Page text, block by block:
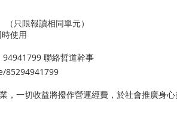
只限報讀相同單元）
使用
聯絡哲道幹事
85294941799
，一切收益將撥作營運經費，於社會推廣身